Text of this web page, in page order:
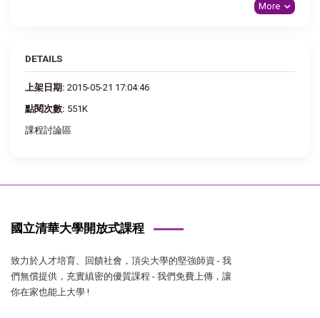
More
DETAILS
上架日期: 2015-05-21 17:04:46
點閱次數: 551K
課程討論區
國立清華大學開放式課程
致力於人才培育、回饋社會，頂尖大學的堅強師資 - 我
們無償提供，充實縝密的優質課程 - 我們免費上傳，讓
你在家也能上大學 !